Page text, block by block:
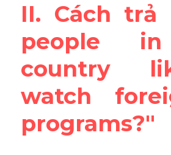
II. Cách trả
people
country
watch
programs?"